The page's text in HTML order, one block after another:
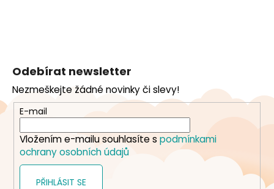
a
t
Odebírat newsletter
Nezmeškejte žádné novinky či slevy!
E-mail
Vložením e-mailu souhlasíte s podmínkami
ochrany osobních údajů
PŘIHLÁSIT SE